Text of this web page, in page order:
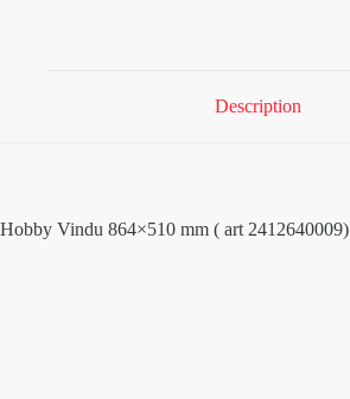
Description
Hobby Vindu 864×510 mm ( art 2412640009)